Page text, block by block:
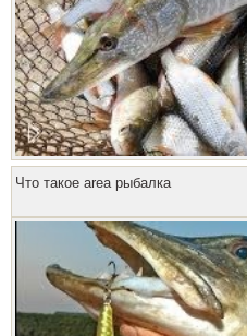
Что такое area рыбалка